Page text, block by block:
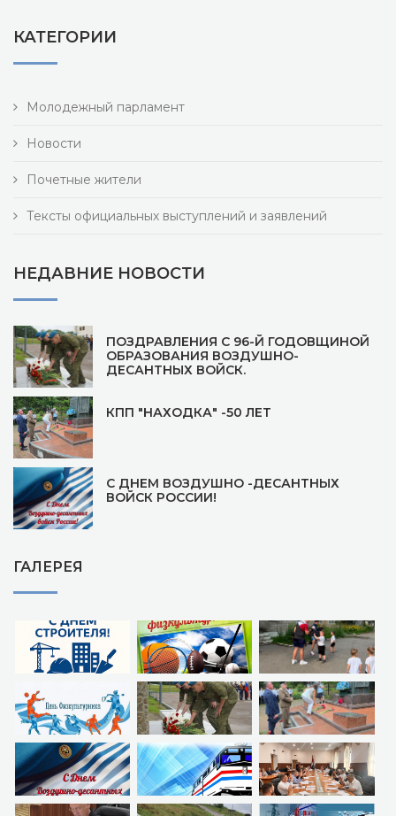
КАТЕГОРИИ
Молодежный парламент
Новости
Почетные жители
Тексты официальных выступлений и заявлений
НЕДАВНИЕ НОВОСТИ
ПОЗДРАВЛЕНИЯ С 96-Й ГОДОВЩИНОЙ
ОБРАЗОВАНИЯ ВОЗДУШНО-
ДЕСАНТНЫХ ВОЙСК.
КПП "НАХОДКА" -50 ЛЕТ
С ДНЕМ ВОЗДУШНО -ДЕСАНТНЫХ
ВОЙСК РОССИИ!
ГАЛЕРЕЯ